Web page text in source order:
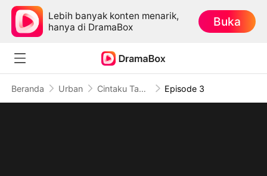
Lebih banyak konten menarik,
hanya di DramaBox
Buka
Beranda Urban Cintaku Tak Lagi Untukmu Episode 3